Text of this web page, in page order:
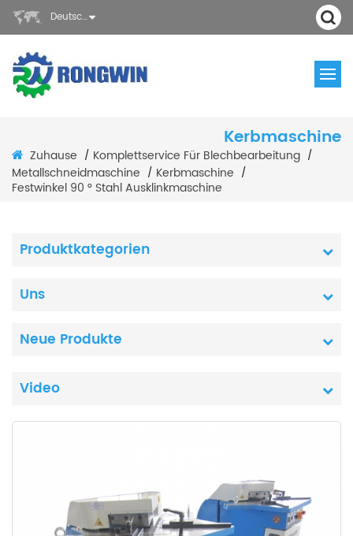
Deutsch
Kerbmaschine
Zuhause / Komplettservice Für Blechbearbeitung /
Metallschneidmaschine / Kerbmaschine /
Festwinkel 90 ° Stahl Ausklinkmaschine
Produktkategorien
Uns
Neue Produkte
Video